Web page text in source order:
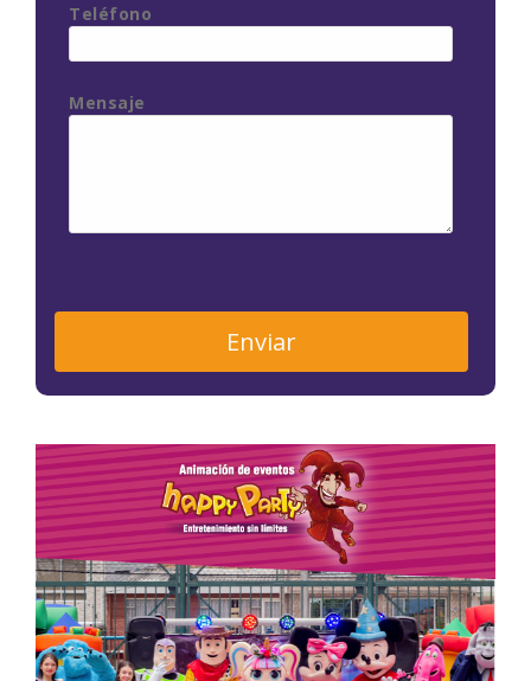
Teléfono
Mensaje